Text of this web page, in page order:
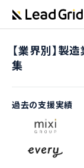
【業界別】製
集
過去の支援実績